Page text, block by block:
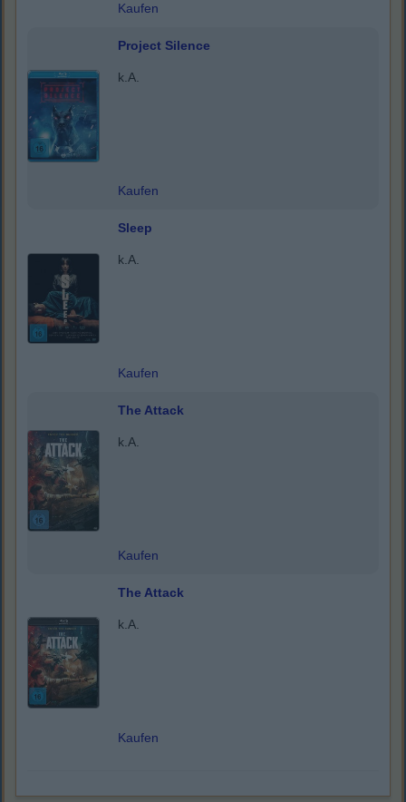
Kaufen
Project Silence
k.A.
Kaufen
Sleep
k.A.
Kaufen
The Attack
k.A.
Kaufen
The Attack
k.A.
Kaufen